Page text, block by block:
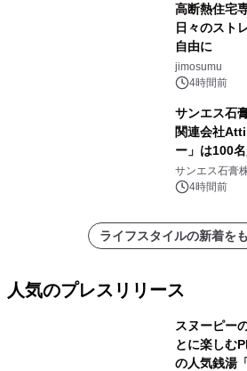
高断熱住宅
日々のスト
自由に
jimosumu
4時間前
サンエス石
関連会社
ー」は100
れました。
サンエス石膏
4時間前
ライフスタイルの新着を
人気のプレスリリース
スヌーピー
とに楽しむ
の人気銭湯